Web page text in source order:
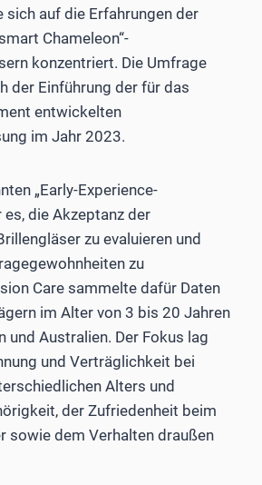
auf die Erfahrungen der
Chameleon“-
konzentriert. Die Umfrage
der Einführung der für das
entwickelten
im Jahr 2023.
„Early-Experience-
die Akzeptanz der
zu evaluieren und
zu
Care sammelte dafür Daten
im Alter von 3 bis 20 Jahren
und Australien. Der Fokus lag
und Verträglichkeit bei
Alters und
der Zufriedenheit beim
sowie dem Verhalten draußen